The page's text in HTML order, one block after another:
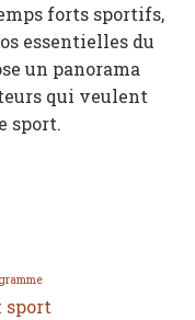
forts sportifs,
essentielles du
un panorama
qui veulent
sport.
sport